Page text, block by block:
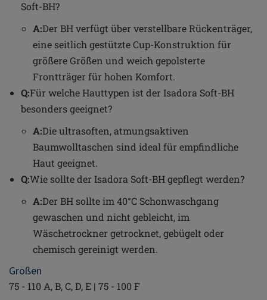
Soft-BH?
A:Der BH verfügt über verstellbare Rückenträger,
eine seitlich gestützte Cup-Konstruktion für
größere Größen und weich gepolsterte
Frontträger für hohen Komfort.
Q:Für welche Hauttypen ist der Isadora Soft-BH
besonders geeignet?
A:Die ultrasoften, atmungsaktiven
Baumwolltaschen sind ideal für empfindliche
Haut geeignet.
Q:Wie sollte der Isadora Soft-BH gepflegt werden?
A:Der BH sollte im 40°C Schonwaschgang
gewaschen und nicht gebleicht, im
Wäschetrockner getrocknet, gebügelt oder
chemisch gereinigt werden.
Größen
75 - 110 A, B, C, D, E | 75 - 100 F